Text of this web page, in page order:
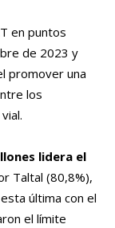
en puntos
de 2023 y
promover una
los
lidera el
Taltal (80,8%),
última con el
el límite